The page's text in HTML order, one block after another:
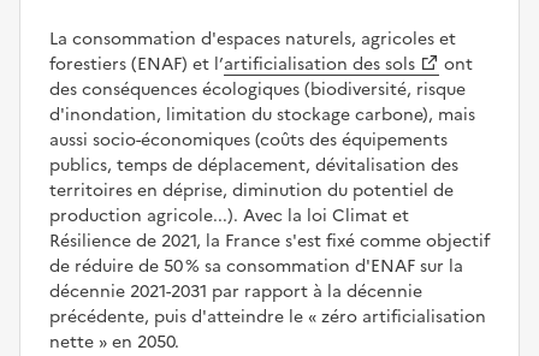
La consommation d'espaces naturels, agricoles et
forestiers (ENAF) et l’artificialisation des sols
ont
des conséquences écologiques (biodiversité, risque
d'inondation, limitation du stockage carbone), mais
aussi socio-économiques (coûts des équipements
publics, temps de déplacement, dévitalisation des
territoires en déprise, diminution du potentiel de
production agricole...). Avec la loi Climat et
Résilience de 2021, la France s'est fixé comme objectif
de réduire de 50 % sa consommation d'ENAF sur la
décennie 2021-2031 par rapport à la décennie
précédente, puis d'atteindre le
zéro artificialisation
nette
en 2050.